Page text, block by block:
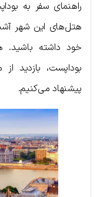
راهنمای سفر به
هتل‌های این شهر
خود داشته باشید.
بوداپست، بازدید
پیشنهاد می‌کنیم.